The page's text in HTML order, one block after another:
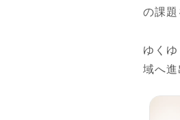
の課
ゆく
域へ